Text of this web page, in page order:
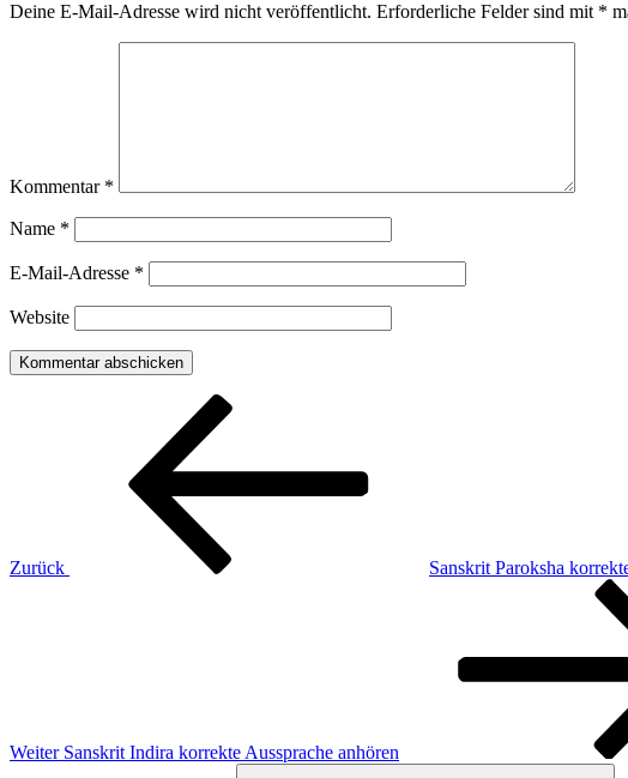
Deine E-Mail-Adresse wird nicht veröffentlicht. Erforderliche Felder sind mit *
Kommentar *
Name *
E-Mail-Adresse *
Website
Beitragsnavigation
Zurück
Sanskrit Paroksha
Weiter Sanskrit Indira korrekte Aussprache anhören